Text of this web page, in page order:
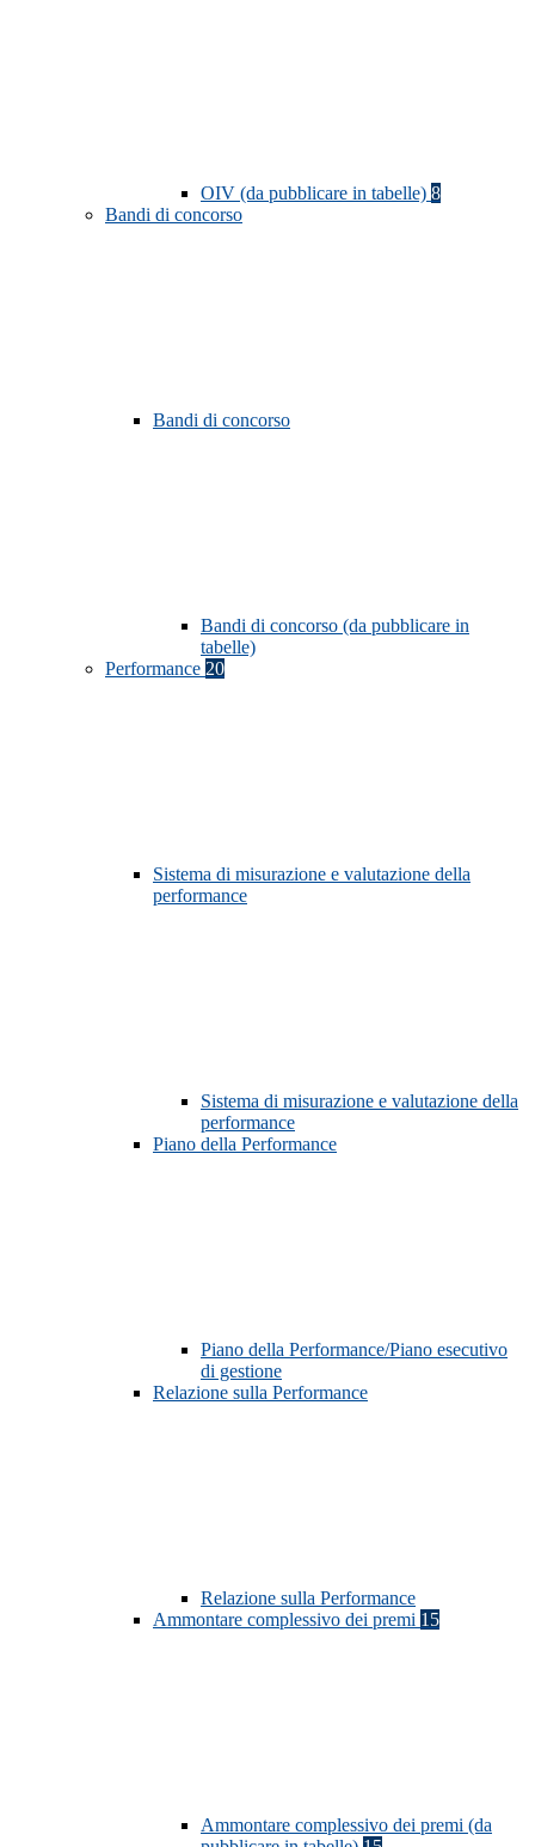
OIV (da pubblicare in tabelle) 8
Bandi di concorso
Bandi di concorso
Bandi di concorso (da pubblicare in
tabelle)
Performance 20
Sistema di misurazione e valutazione della
performance
Sistema di misurazione e valutazione della
performance
Piano della Performance
Piano della Performance/Piano esecutivo
di gestione
Relazione sulla Performance
Relazione sulla Performance
Ammontare complessivo dei premi 15
Ammontare complessivo dei premi (da